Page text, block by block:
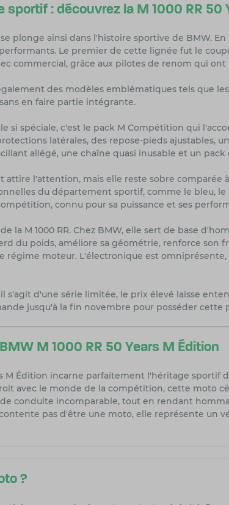
sportif : découvrez la M 1000 RR 50
se plonge ainsi dans l'histoire sportive de BMW.
Le premier de cette lignée fut le
commercial, grâce aux pilotes de renom qui ont
des modèles emblématiques tels que les
en faire partie intégrante.
si spéciale, c'est le pack M Compétition qui
latérales, des repose-pieds ajustables,
allégé, une chaîne quasi inusable et un
attire l'attention, mais elle reste sobre
du département sportif, comme le bleu, le
connu pour sa puissance et ses
la M 1000 RR. Chez BMW, elle sert de base
du poids, améliore sa géométrie, renforce son
régime moteur. L'électronique est
s'agit d'une série limitée, le prix élevé laisse
jusqu'à la fin novembre pour posséder cette
M 1000 RR 50 Years M Édition
M Édition incarne parfaitement l'héritage
avec le monde de la compétition, cette moto
conduite incomparable, tout en rendant
contente pas d'être une moto, elle représente un
?